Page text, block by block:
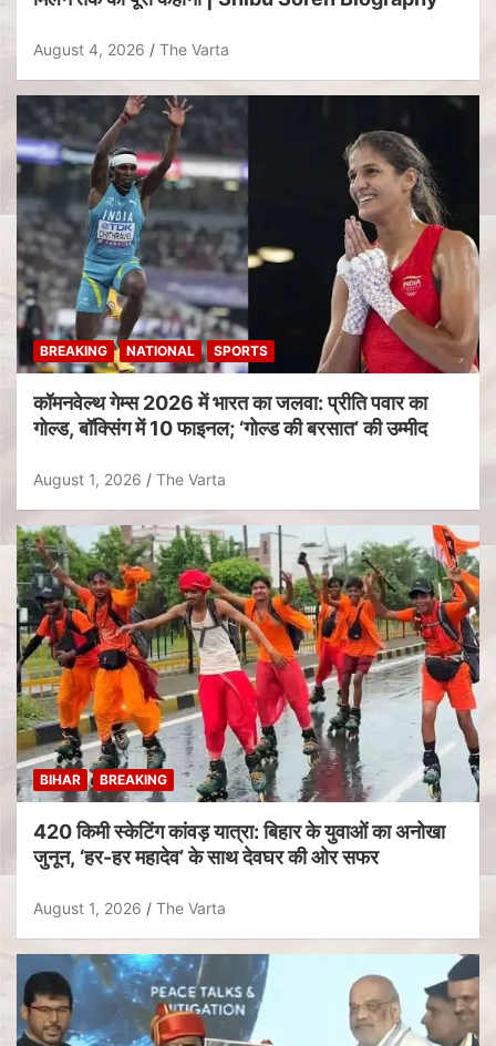
August 4, 2026 The Varta
BREAKING NATIONAL SPORTS
कॉमनवेल्थ गेम्स 2026 में भारत का जलवा: प्रीति पवार का
गोल्ड, बॉक्सिंग में 10 फाइनल; ‘गोल्ड की बरसात’ की उम्मीद
August 1, 2026 The Varta
BIHAR BREAKING
420 किमी स्केटिंग कांवड़ यात्रा: बिहार के युवाओं का अनोखा
जुनून, ‘हर-हर महादेव’ के साथ देवघर की ओर सफर
August 1, 2026 The Varta